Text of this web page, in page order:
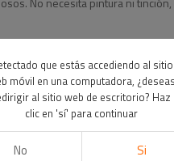
la moda / pérgola de
que estás accediendo al sitio
móvil en una computadora, ¿deseas
al sitio web de escritorio? Haz
clic en 'sí' para continuar
No Si